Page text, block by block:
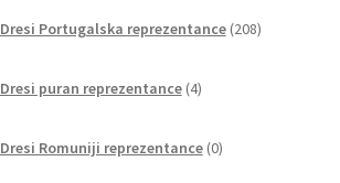
Dresi Portugalska reprezentance 208izdelkov
Dresi puran reprezentance 4izdelki
Dresi Romuniji reprezentance 0izdelkov